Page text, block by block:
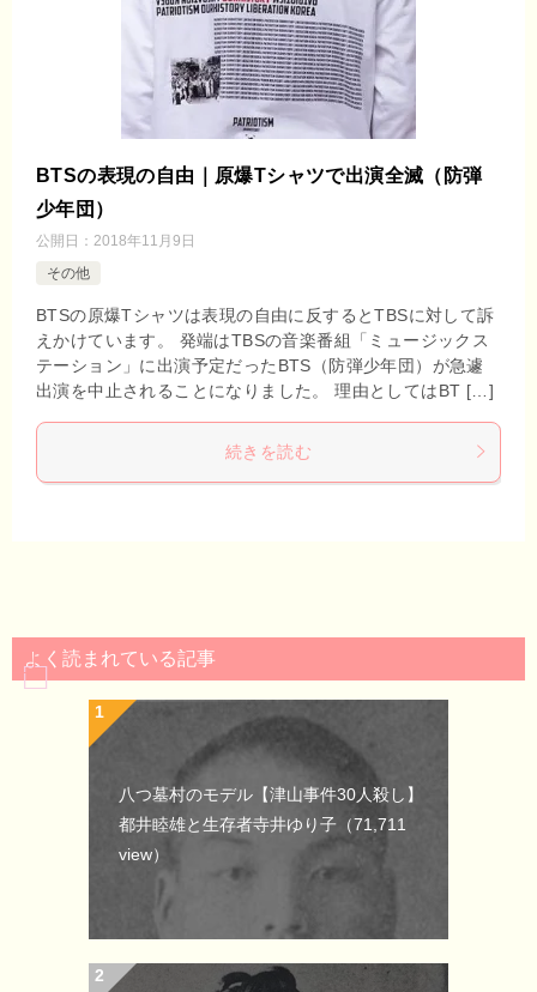
BTSの表現の自由｜原爆Tシャツで出演全滅（防弾
少年団）
公開日： 2018年11月9日
その他
BTSの原爆Tシャツは表現の自由に反するとTBSに対して訴
えかけています。 発端はTBSの音楽番組「ミュージックス
テーション」に出演予定だったBTS（防弾少年団）が急遽
出演を中止されることになりました。 理由としてはBT […]
続きを読む
よく読まれている記事
八つ墓村のモデル【津山事件30人殺し】
都井睦雄と生存者寺井ゆり子 （71,711
view）